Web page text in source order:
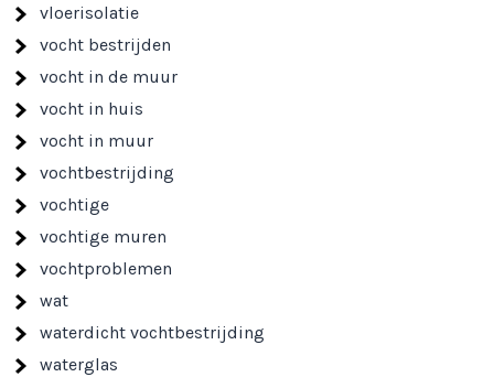
vloerisolatie
vocht bestrijden
vocht in de muur
vocht in huis
vocht in muur
vochtbestrijding
vochtige
vochtige muren
vochtproblemen
wat
waterdicht vochtbestrijding
waterglas